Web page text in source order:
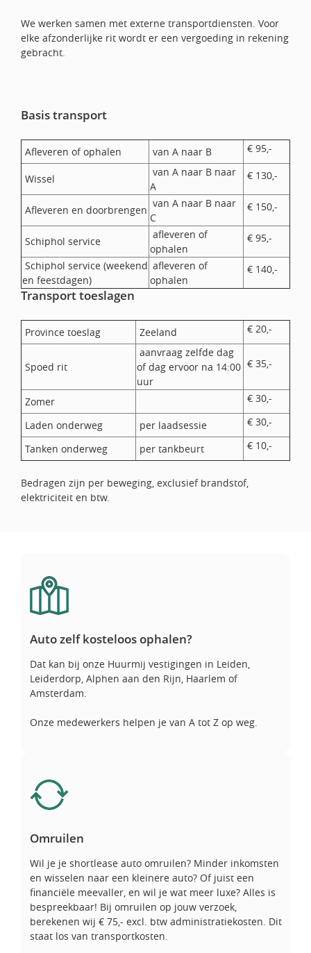
We werken samen met externe transportdiensten. Voor
elke afzonderlijke rit wordt er een vergoeding in rekening
gebracht.
Basis transport
Afleveren of ophalen van A naar B € 95,-
Wissel
van A naar B naar
A
€ 130,-
Afleveren en doorbrengen
van A naar B naar
C
€ 150,-
Schiphol service
afleveren of
ophalen
€ 95,-
Schiphol service (weekend
en feestdagen)
afleveren of
ophalen
€ 140,-
Transport toeslagen
Province toeslag Zeeland € 20,-
Spoed rit
aanvraag zelfde dag
of dag ervoor na 14:00
uur
€ 35,-
Zomer € 30,-
Laden onderweg per laadsessie € 30,-
Tanken onderweg per tankbeurt € 10,-
Bedragen zijn per beweging, exclusief brandstof,
elektriciteit en btw.
Auto zelf kosteloos ophalen?
Auto zelf kosteloos ophalen?
Dat kan bij onze Huurmij vestigingen in Leiden,
Leiderdorp, Alphen aan den Rijn, Haarlem of
Amsterdam.
Onze medewerkers helpen je van A tot Z op weg.
Omruilen
Wil je je shortlease auto omruilen? Minder inkomsten
en wisselen naar een kleinere auto? Of juist een
financiële meevaller, en wil je wat meer luxe? Alles is
bespreekbaar! Bij omruilen op jouw verzoek,
berekenen wij € 75,- excl. btw administratiekosten. Dit
staat los van transportkosten.